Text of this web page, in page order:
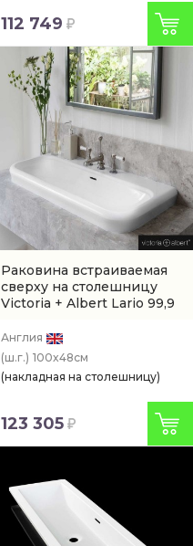
112 749
Раковина встраиваемая
сверху на столешницу
Victoria + Albert Lario 99,9
Англия
(ш.г.) 100x48см
(накладная на столешницу)
123 305